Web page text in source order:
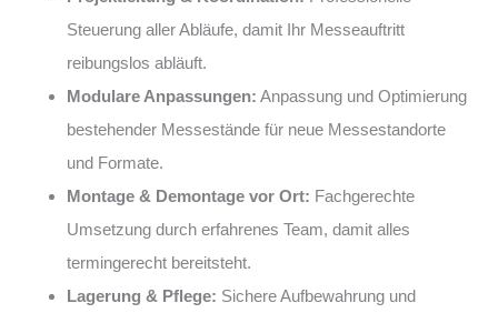
Steuerung aller Abläufe, damit Ihr Messeauftritt
reibungslos abläuft.
Modulare Anpassungen: Anpassung und Optimierung
bestehender Messestände für neue Messestandorte
und Formate.
Montage & Demontage vor Ort: Fachgerechte
Umsetzung durch erfahrenes Team, damit alles
termingerecht bereitsteht.
Lagerung & Pflege: Sichere Aufbewahrung und